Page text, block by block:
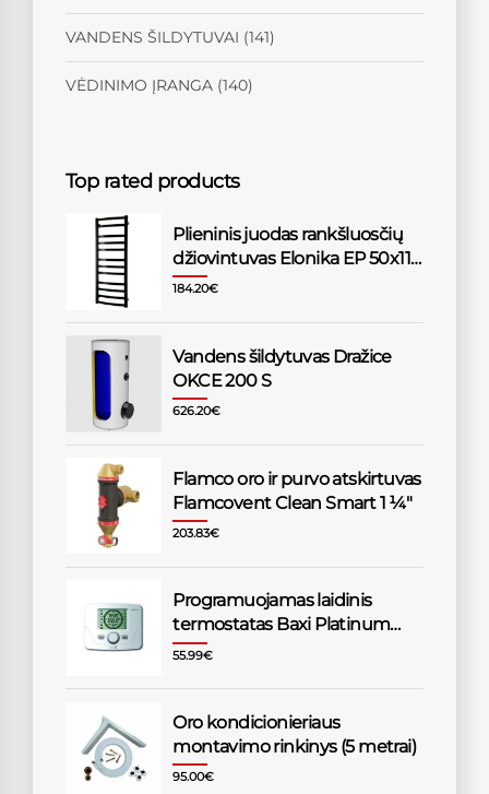
VANDENS ŠILDYTUVAI (141)
VĖDINIMO ĮRANGA (140)
Top rated products
Plieninis juodas rankšluosčių
džiovintuvas Elonika EP 50x118
KLD
184.20€
Vandens šildytuvas Dražice
OKCE 200 S
626.20€
Flamco oro ir purvo atskirtuvas
Flamcovent Clean Smart 1 1⁄4"
203.83€
Programuojamas laidinis
termostatas Baxi Platinum
katilams
55.99€
Oro kondicionieriaus
montavimo rinkinys (5 metrai)
95.00€